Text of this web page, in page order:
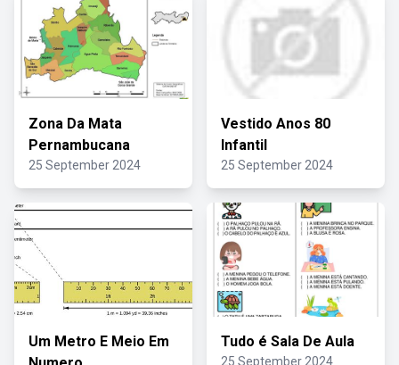
Zona Da Mata
Pernambucana
25 September 2024
Vestido Anos 80
Infantil
25 September 2024
Um Metro E Meio Em
Tudo é Sala De Aula
25 September 2024